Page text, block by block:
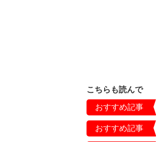
こちらも読んで
おすすめ記事
おすすめ記事